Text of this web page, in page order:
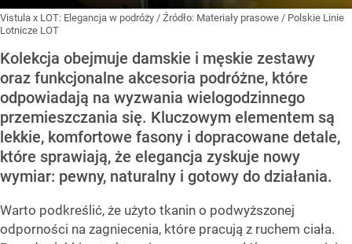
Vistula x LOT: Elegancja w podróży / Źródło: Materiały prasowe / Polskie Linie
Lotnicze LOT
Kolekcja obejmuje damskie i męskie zestawy
oraz funkcjonalne akcesoria podróżne, które
odpowiadają na wyzwania wielogodzinnego
przemieszczania się. Kluczowym elementem są
lekkie, komfortowe fasony i dopracowane detale,
które sprawiają, że elegancja zyskuje nowy
wymiar: pewny, naturalny i gotowy do działania.
Warto podkreślić, że użyto tkanin o podwyższonej
odporności na zagniecenia, które pracują z ruchem ciała.